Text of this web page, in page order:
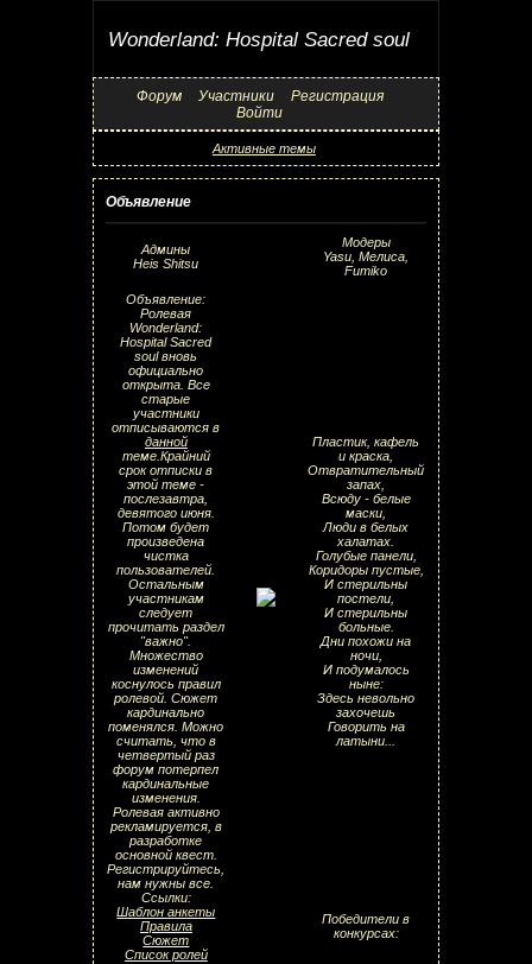
Wonderland: Hospital Sacred soul
Форум Участники
Регистрация
Войти
Активные темы
Объявление
Админы
Heis Shitsu
Модеры
Yasu, Мелиса,
Fumiko
Объявление:
Ролевая
Wonderland:
Hospital Sacred
soul вновь
официально
открыта. Все
старые
участники
отписываются в
данной
теме.Крайний
срок отписки в
этой теме -
послезавтра,
девятого июня.
Потом будет
произведена
чистка
пользователей.
Остальным
участникам
следует
прочитать раздел
"важно".
Множество
изменений
коснулось правил
ролевой. Сюжет
кардинально
поменялся. Можно
считать, что в
четвертый раз
форум потерпел
кардинальные
изменения.
Ролевая активно
рекламируется, в
разработке
основной квест.
Регистрируйтесь,
нам нужны все.
Пластик, кафель
и краска,
Отвратительный
запах,
Всюду - белые
маски,
Люди в белых
халатах.
Голубые панели,
Коридоры пустые,
И стерильны
постели,
И стерильны
больные.
Дни похожи на
ночи,
И подумалось
ныне:
Здесь невольно
захочешь
Говорить на
латыни...
Ссылки:
Шаблон анкеты
Правила
Сюжет
Список ролей
Победители в
конкурсах: